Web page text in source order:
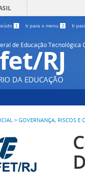
1 Ir para o menu 2 Ir
de Educação Tecnológica
RJ
DA EDUCAÇÃO
> GOVERNANÇA, RISCOS E